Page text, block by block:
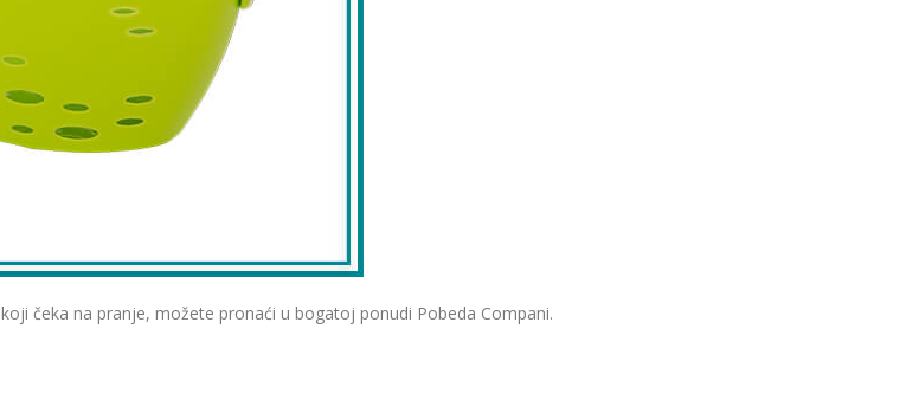
koji čeka na pranje, možete pronaći u bogatoj ponudi Pobeda Compani.